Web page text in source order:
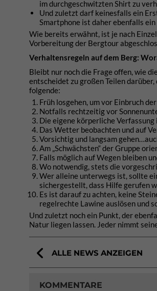
im durchgeschwitzten Shirt zu
Und zuletzt darf keinesfalls ein
Smartphone ist daher ebenfalls
Wie bereits erwähnt, ist je nach
Vorbereitung der Bergtour
Verhaltensregeln auf dem Berg:
Bleibt nur noch die Frage offen, wie
entscheidet zu großen Teilen
folgende:
Früh losgehen, um vor Einbruch
Notfalls rechtzeitig vor
Die eigene körperliche
Das Wetter beobachten und auf
Vorsichtig und langsam
Am „Schwächsten“ der Gruppe
Falls möglich auf Wegen bleiben
Wo notwendig, stets die
Wer alleine unterwegs ist, sollte
sichergestellt, dass Hilfe gerufen
Es ist darauf zu achten, keine
regelrechte Lawine auslösen und
Und zuletzt noch ein Punkt, der
Natur liegen lassen. Jeder nimmt
ALLE NEWS ANZEIGEN
KOMMENTARE